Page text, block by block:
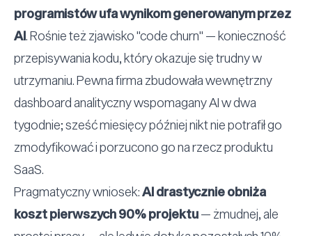
programistów ufa wynikom generowanym przez
AI. Rośnie też zjawisko"code churn" — konieczność
przepisywania kodu, który okazuje się trudny w
utrzymaniu. Pewna firma zbudowała wewnętrzny
dashboard analityczny wspomagany AI w dwa
tygodnie; sześć miesięcy później nikt nie potrafił go
zmodyfikować i porzucono go na rzecz produktu
SaaS.
Pragmatyczny wniosek:AI drastycznie obniża
koszt pierwszych 90% projektu— żmudnej, ale